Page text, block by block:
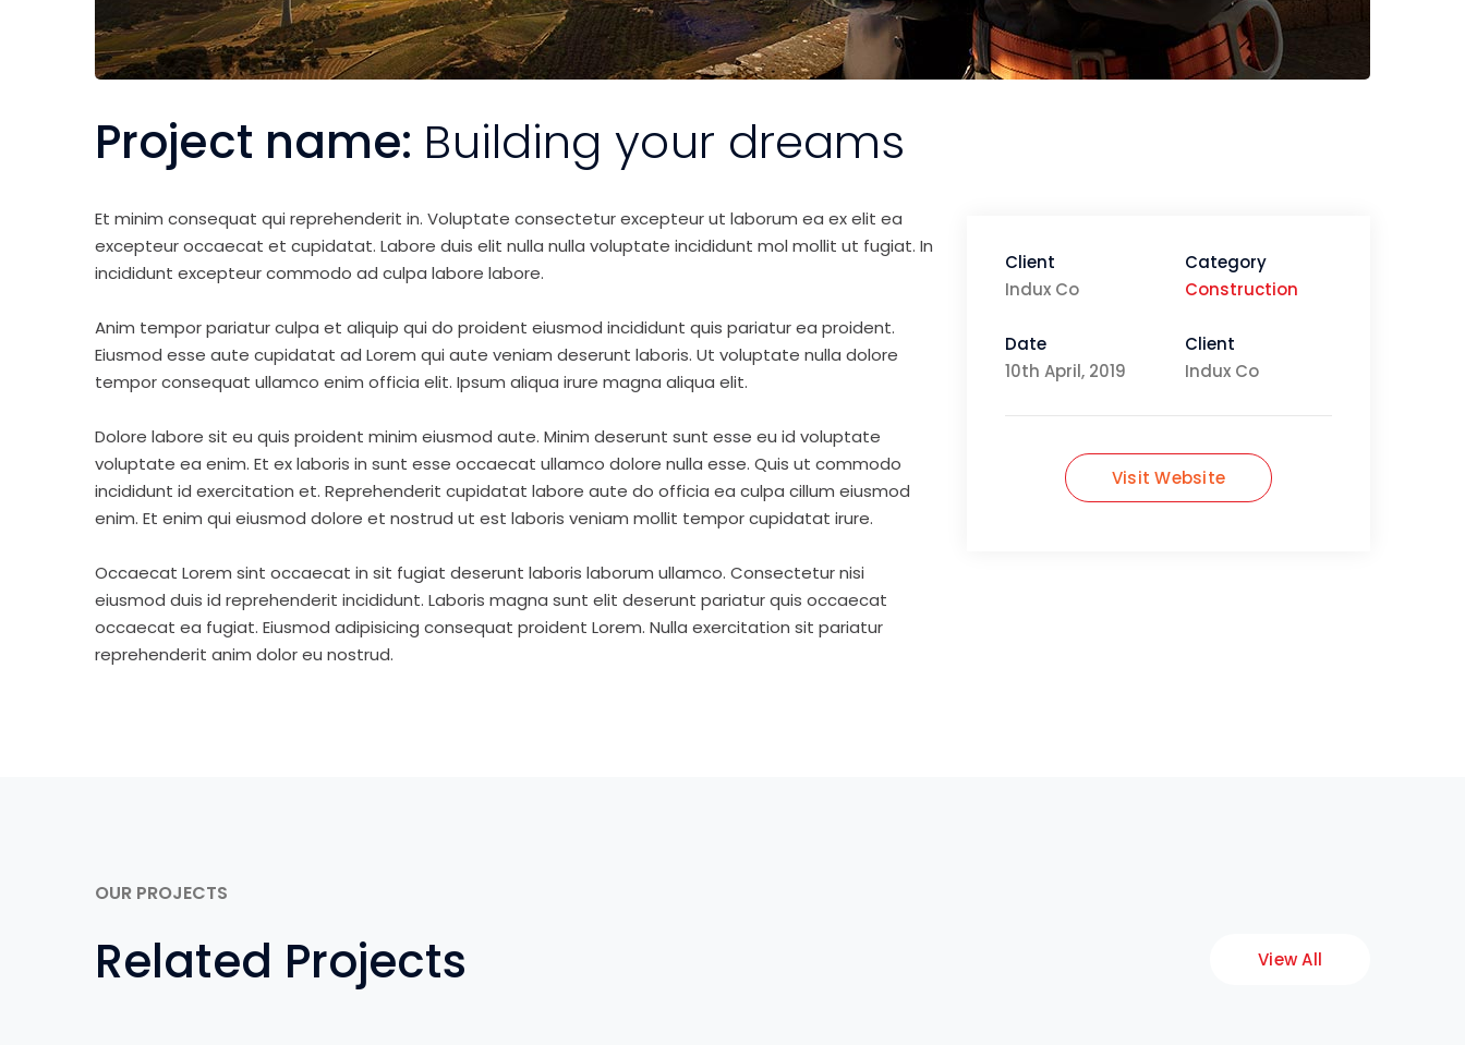
Project name: Building your dreams
Et minim consequat qui reprehenderit in. Voluptate consectetur excepteur ut laborum ea ex elit ea
excepteur occaecat et cupidatat. Labore duis elit nulla nulla voluptate incididunt mol mollit ut fugiat. In
incididunt excepteur commodo ad culpa labore labore.
Anim tempor pariatur culpa et aliquip qui do proident eiusmod incididunt quis pariatur ea proident.
Eiusmod esse aute cupidatat ad Lorem qui aute veniam deserunt laboris. Ut voluptate nulla dolore
tempor consequat ullamco enim officia elit. Ipsum aliqua irure magna aliqua elit.
Dolore labore sit eu quis proident minim eiusmod aute. Minim deserunt sunt esse eu id voluptate
voluptate ea enim. Et ex laboris in sunt esse occaecat ullamco dolore nulla esse. Quis ut commodo
incididunt id exercitation et. Reprehenderit cupidatat labore aute do officia ea culpa cillum eiusmod
enim. Et enim qui eiusmod dolore et nostrud ut est laboris veniam mollit tempor cupidatat irure.
Occaecat Lorem sint occaecat in sit fugiat deserunt laboris laborum ullamco. Consectetur nisi
eiusmod duis id reprehenderit incididunt. Laboris magna sunt elit deserunt pariatur quis occaecat
occaecat ea fugiat. Eiusmod adipisicing consequat proident Lorem. Nulla exercitation sit pariatur
reprehenderit anim dolor eu nostrud.
Client
Indux Co
Category
Construction
Date
10th April, 2019
Client
Indux Co
Visit Website
OUR PROJECTS
Related Projects View All